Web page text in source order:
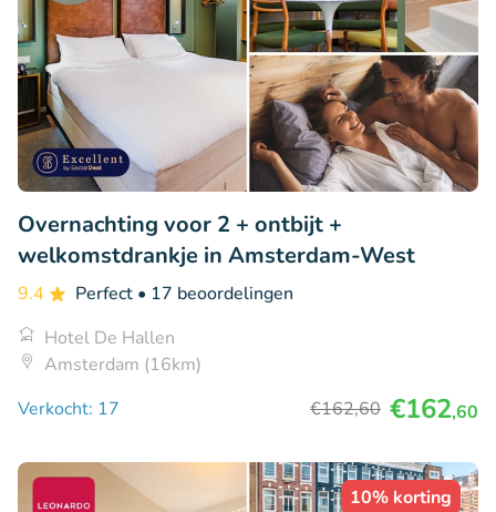
Overnachting voor 2 + ontbijt +
welkomstdrankje in Amsterdam-West
9.4 Perfect • 17 beoordelingen
Hotel De Hallen
Amsterdam (16km)
Verkocht: 17
€162,60 €162,60
10% korting